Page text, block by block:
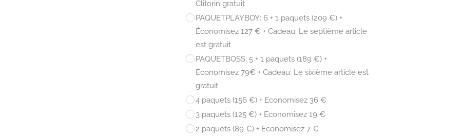
Clitorin gratuit
PAQUETPLAYBOY: 6 + 1 paquets (209 €) +
Économisez 127 € + Cadeau: Le septième article
est gratuit
PAQUETBOSS: 5 + 1 paquets (189 €) +
Economisez 79€ + Cadeau: Le sixième article est
gratuit
4 paquets (156 €) + Economisez 36 €
3 paquets (125 €) + Economisez 19 €
2 paquets (89 €) + Economisez 7 €